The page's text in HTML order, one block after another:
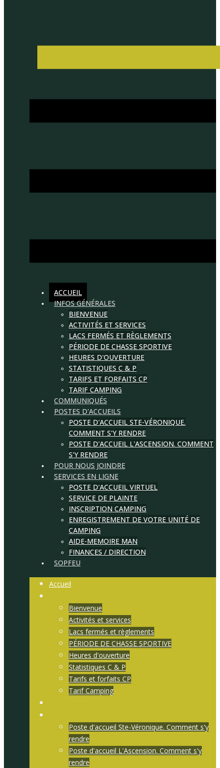
ACCUEIL
INFOS GÉNÉRALES
BIENVENUE
ACTIVITÉS ET SERVICES
LACS FERMÉS ET RÈGLEMENTS
PÉRIODE DE CHASSE SPORTIVE
HEURES D'OUVERTURE
STATISTIQUES C & P
TARIFS ET FORFAITS CP
TARIF CAMPING
COMMUNIQUÉS
POSTES D'ACCUEILS
POSTE D'ACCUEIL STE-VÉRONIQUE.
COMMENT S'Y RENDRE
POSTE D'ACCUEIL L'ASCENSION. COMMENT
S'Y RENDRE
POUR NOUS JOINDRE
SERVICES EN LIGNE
POSTE D'ACCUEIL VIRTUEL
SERVICE DE PLAINTE
INSCRIPTION CAMPING
ENREGISTREMENT DE VOTRE UNITÉ DE
CAMPING
AIDE-MEMOIRE MAN
FINANCES / DIRECTION
SOPFEU
Accueil
Bienvenue
Activités et services
Lacs fermés et règlements
PÉRIODE DE CHASSE SPORTIVE
Heures d'ouverture
Statistiques C & P
Tarifs et forfaits CP
Tarif Camping
Poste d'accueil Ste-Véronique. Comment s'y
rendre
Poste d'accueil L'Ascension. Comment s'y
rendre